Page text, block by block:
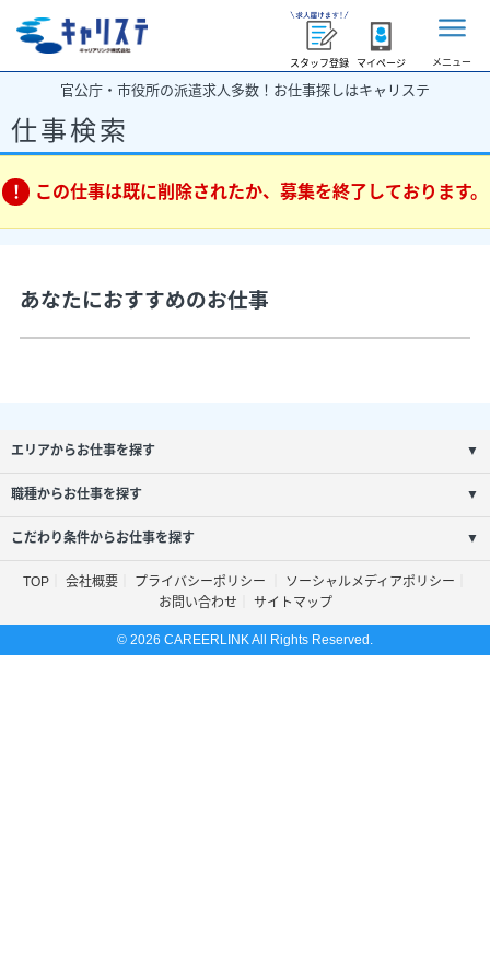
スタッフ登録 マイページ メニュー
官公庁・市役所の派遣求人多数！お仕事探しはキャリステ
仕事検索
この仕事は既に削除されたか、募集を終了しております。
あなたにおすすめのお仕事
エリアからお仕事を探す ▼
職種からお仕事を探す ▼
こだわり条件からお仕事を探す ▼
TOP 会社概要 プライバシーポリシー
ソーシャルメディアポリシー
お問い合わせ
サイトマップ
© 2026 CAREERLINK All Rights Reserved.